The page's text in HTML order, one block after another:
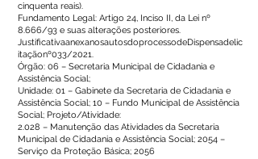
cinquenta reais).
Fundamento Legal: Artigo 24, Inciso II, da Lei nº
8.666/93 e suas alterações posteriores.
JustificativaanexanosautosdoprocessodeDispensadelic
itaçãonº033/2021.
Órgão: 06 – Secretaria Municipal de Cidadania e
Assistência Social;
Unidade: 01 – Gabinete da Secretaria de Cidadania e
Assistência Social; 10 – Fundo Municipal de Assistência
Social; Projeto/Atividade:
2.028 – Manutenção das Atividades da Secretaria
Municipal de Cidadania e Assistência Social; 2054 –
Serviço da Proteção Básica; 2056